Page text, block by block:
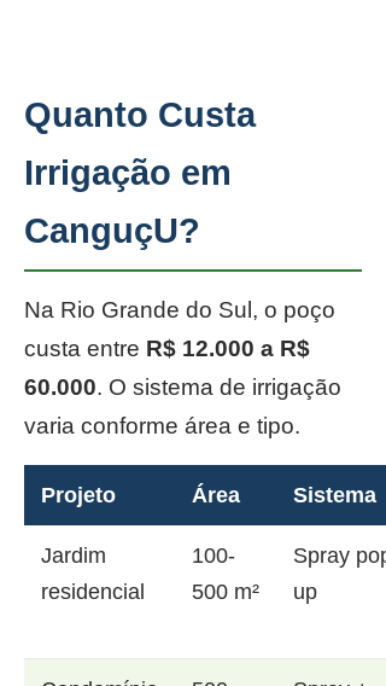
Quanto Custa
Irrigação em
CanguçU?
Na Rio Grande do Sul, o poço
custa entre R$ 12.000 a R$
60.000. O sistema de irrigação
varia conforme área e tipo.
Projeto Área Sistema
Jardim
residencial
100-
500 m²
Spray pop-
up